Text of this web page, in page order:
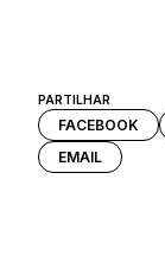
PARTILHAR
FACEBOOK
EMAIL